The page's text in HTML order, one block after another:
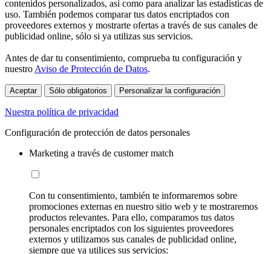
contenidos personalizados, así como para analizar las estadísticas de
uso. También podemos comparar tus datos encriptados con
proveedores externos y mostrarte ofertas a través de sus canales de
publicidad online, sólo si ya utilizas sus servicios.
Antes de dar tu consentimiento, comprueba tu configuración y
nuestro Aviso de Protección de Datos.
Aceptar Sólo obligatorios Personalizar la configuración
Nuestra política de privacidad
Configuración de protección de datos personales
Marketing a través de customer match
Con tu consentimiento, también te informaremos sobre
promociones externas en nuestro sitio web y te mostraremos
productos relevantes. Para ello, comparamos tus datos
personales encriptados con los siguientes proveedores
externos y utilizamos sus canales de publicidad online,
siempre que ya utilices sus servicios: